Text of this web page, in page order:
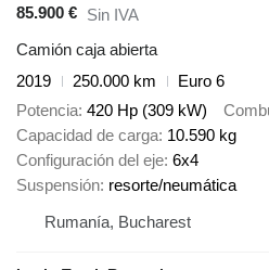
85.900 € Sin IVA
Camión caja abierta
2019
250.000 km
Euro 6
Potencia 420 Hp (309 kW)
Capacidad de carga 10.590 kg
Configuración del eje 6x4
Suspensión resorte/neumática
Rumanía, Bucharest